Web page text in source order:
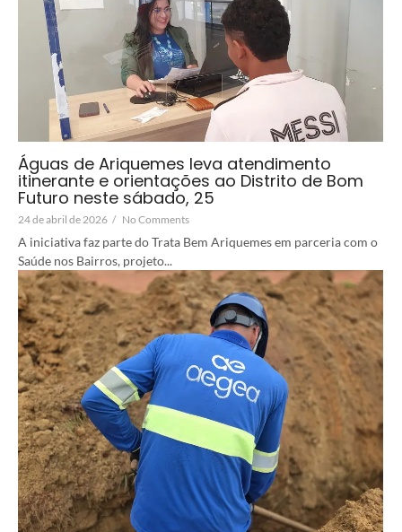
Águas de Ariquemes leva atendimento
itinerante e orientações ao Distrito de Bom
Futuro neste sábado, 25
24 de abril de 2026 / No Comments
A iniciativa faz parte do Trata Bem Ariquemes em parceria com o
Saúde nos Bairros, projeto...